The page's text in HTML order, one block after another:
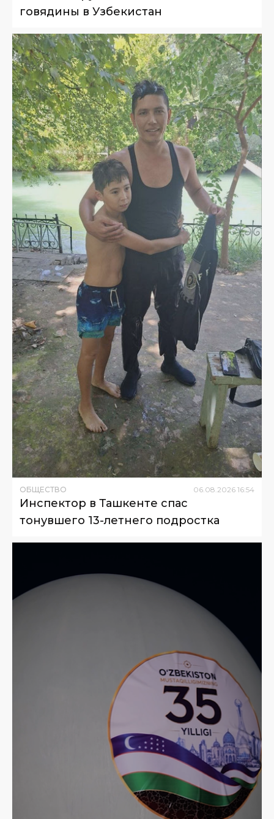
говядины в Узбекистан
ОБЩЕСТВО 06.08.2026 16:54
Инспектор в Ташкенте спас
тонувшего 13-летнего подростка